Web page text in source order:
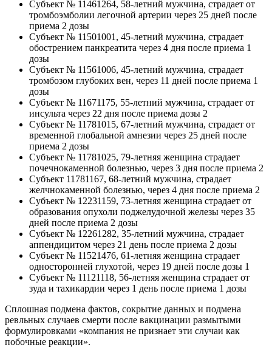
Субъект № 11461264, 58-летний мужчина, страдает от
тромбоэмболии легочной артерии через 25 дней после
приема 2 дозы
Субъект № 11501001, 45-летний мужчина, страдает
обострением панкреатита через 4 дня после приема 1
дозы
Субъект № 11561006, 45-летний мужчина, страдает
тромбозом глубоких вен, через 11 дней после приема 1
дозы
Субъект № 11671175, 55-летний мужчина, страдает от
инсульта через 22 дня после приема дозы 2
Субъект № 11781015, 67-летний мужчина, страдает от
временной глобальной амнезии через 25 дней после
приема 2 дозы
Субъект № 11781025, 79-летняя женщина страдает
почечнокаменной болезнью, через 3 дня после приема 2
Субъект 11781167, 68-летний мужчина, страдает
желчнокаменной болезнью, через 4 дня после приема 2
Субъект № 12231159, 73-летняя женщина страдает от
образования опухоли поджелудочной железы через 35
дней после приема 2 дозы
Субъект № 12261282, 35-летний мужчина, страдает
аппендицитом через 21 день после приема 2 дозы
Субъект № 11521476, 61-летняя женщина страдает
односторонней глухотой, через 19 дней после дозы 1
Субъект № 11121118, 56-летняя женщина страдает от
зуда и тахикардии через 1 день после приема 1 дозы
Сплошная подмена фактов, сокрытие данных и подмена
ревльных случаев смерти после вакцинации размытыми
формулировками «компания не признает эти случаи как
побочные реакции».